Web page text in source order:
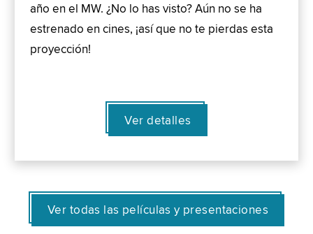
año en el MW. ¿No lo has visto? Aún no se ha
estrenado en cines, ¡así que no te pierdas esta
proyección!
Ver detalles
Ver todas las películas y presentaciones